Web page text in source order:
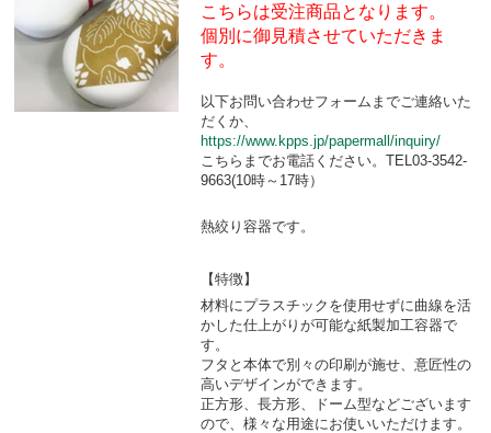
こちらは受注商品となります。
個別に御見積させていただきま
す。
以下お問い合わせフォームまでご連絡いた
だくか、
https://www.kpps.jp/papermall/inquiry/
こちらまでお電話ください。TEL03-3542-
9663(10時～17時）
熱絞り容器です。
【特徴】
材料にプラスチックを使用せずに曲線を活
かした仕上がりが可能な紙製加工容器で
す。
フタと本体で別々の印刷が施せ、意匠性の
高いデザインができます。
正方形、長方形、ドーム型などございます
ので、様々な用途にお使いいただけます。